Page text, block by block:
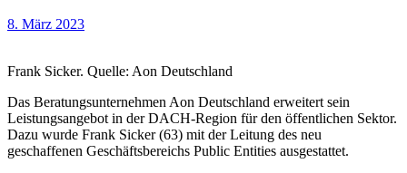
8. März 2023
Frank Sicker. Quelle: Aon Deutschland
Das Beratungsunternehmen Aon Deutschland erweitert sein
Leistungsangebot in der DACH-Region für den öffentlichen Sektor.
Dazu wurde Frank Sicker (63) mit der Leitung des neu
geschaffenen Geschäftsbereichs Public Entities ausgestattet.